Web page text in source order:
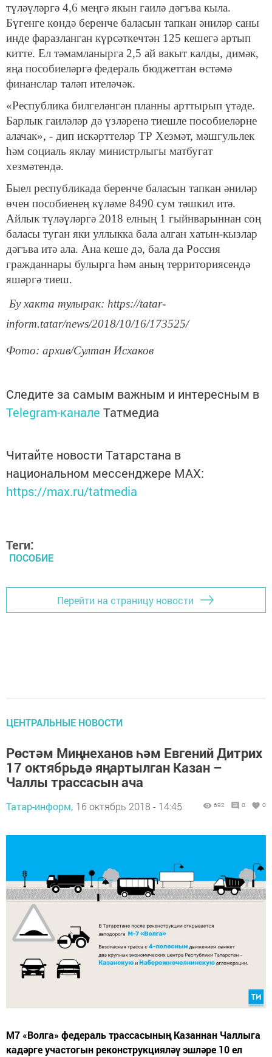
түләүләргә 4,6 меңгә якын гаилә дәгъва кыла.
Бүгенге көндә беренче баласын тапкан әниләр саны
инде фаразланган күрсәткечтән 125 кешегә артып
китте. Ел тәмамланырга 2,5 ай вакыт калды, димәк,
яңа пособиеләргә федераль бюджеттан өстәмә
финанслар таләп ителәчәк.
«Республика билгеләнгән планны арттырып үтәде.
Барлык гаиләләр дә үзләренә тиешле пособиеләрне
алачак», - дип искәрттеләр ТР Хезмәт, мәшгульлек
һәм социаль яклау министрлыгы матбугат
хезмәтендә.
Быел республикада беренче баласын тапкан әниләр
өчен пособиенең күләме 8490 сум тәшкил итә.
Айлык түләүләргә 2018 елның 1 гыйнварыннан соң
баласы туган яки уллыкка бала алган хатын-кызлар
дәгъва итә ала. Ана кеше дә, бала да Россия
гражданнары булырга һәм аның территориясендә
яшәргә тиеш.
Бу хакта тулырак: https://tatar-
inform.tatar/news/2018/10/16/173525/
Фото: архив/Султан Исхаков
Следите за самым важным и интересным в
Telegram-канале Татмедиа
Читайте новости Татарстана в
национальном мессенджере MАХ:
https://max.ru/tatmedia
Теги:
ПОСОБИЕ
Перейти на страницу новости
ЦЕНТРАЛЬНЫЕ НОВОСТИ
Рөстәм Миңнеханов һәм Евгений Дитрих
17 октябрьдә яңартылган Казан –
Чаллы трассасын ача
Татар-информ, 16 октябрь 2018 - 14:45 692 0 0
М7 «Волга» федераль трассасының Казаннан Чаллыга
кадәрге участогын реконструкцияләү эшләре 10 ел